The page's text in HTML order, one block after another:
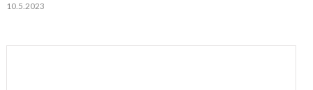
10.5.2023